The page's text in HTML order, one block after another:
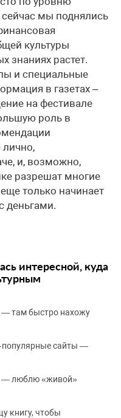
мы поднялись
культуры
знаниях растет.
и специальные
в газетах –
на фестивале
роль в
лично,
и, возможно,
разрешат многие
только начинает
деньгами.
интересной, куда
— там быстро нахожу
сайты —
— люблю «живой»
книгу, чтобы